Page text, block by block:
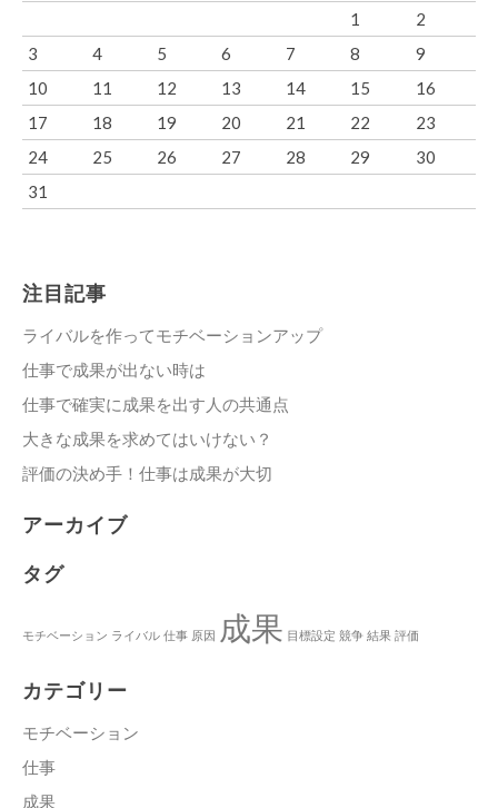
1
2
3
4 5 6 7 8
9
10
11 12 13 14 15
16
17
18 19 20 21 22
23
24
25 26 27 28 29
30
31
注目記事
ライバルを作ってモチベーションアップ
仕事で成果が出ない時は
仕事で確実に成果を出す人の共通点
大きな成果を求めてはいけない？
評価の決め手！仕事は成果が大切
アーカイブ
タグ
モチベーション ライバル 仕事 原因 成果 目標設定 競争 結果 評価
カテゴリー
モチベーション
仕事
成果